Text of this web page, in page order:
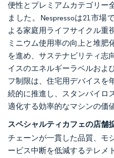
便性とプレミアムカテゴリー
ました。Nespressoは21市場
よる家庭用ライフサイクル重
ミニウム使用率の向上と堆肥
を進め、サステナビリティ志
イスのエネルギーラベルおよ
フ制限は、住宅用デバイスを
続的に推進し、スタンバイロ
適化する効率的なマシンの価
スペシャルティカフェの店舗
チェーンが一貫した品質、モ
ービス中断を低減するテレメ